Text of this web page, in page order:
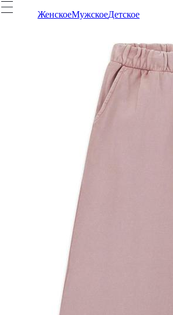
ЖенскоеМужскоеДетское